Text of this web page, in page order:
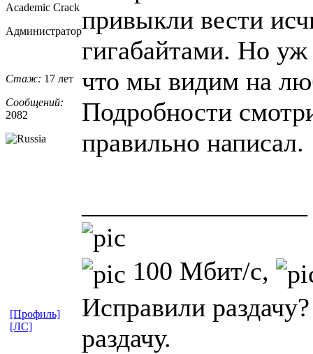
Academic Crack
Администратор
Стаж: 17 лет
Сообщений:
2082
привыкли вести
гигабайтами. Но уж
что мы видим на
Подробности
правильно написал.
100 Мбит/с,
Исправили
раздачу.
[Профиль]
[ЛС]